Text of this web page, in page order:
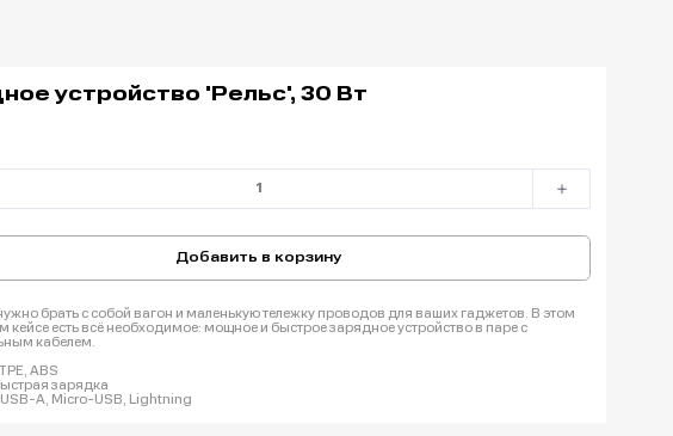
устройство 'Рельс', 30 Вт
Добавить в корзину
брать с собой вагон и маленькую тележку проводов для ваших гаджетов. В этом
кейсе есть всё необходимое: мощное и быстрое зарядное устройство в паре с
кабелем.
ABS
зарядка
A, Micro-USB, Lightning